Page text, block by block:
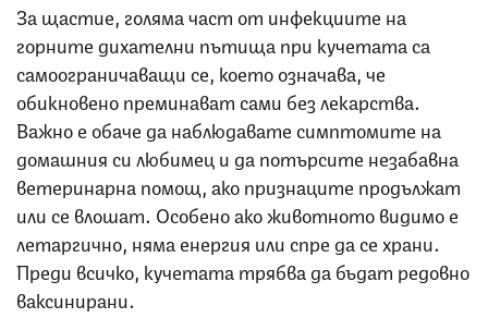
За щастие, голяма част от инфекциите на
горните дихателни пътища при кучетата са
самоограничаващи се, което означава, че
обикновено преминават сами без лекарства.
Важно е обаче да наблюдавате симптомите на
домашния си любимец и да потърсите незабавна
ветеринарна помощ, ако признаците продължат
или се влошат. Особено ако животното видимо е
летаргично, няма енергия или спре да се храни.
Преди всичко, кучетата трябва да бъдат редовно
ваксинирани.